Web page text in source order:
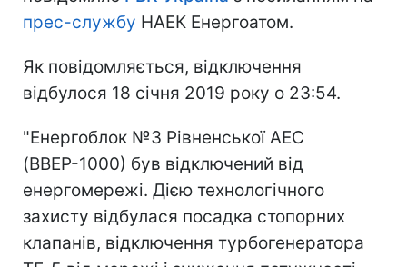
прес-службу НАЕК Енергоатом.
Як повідомляється, відключення
відбулося 18 січня 2019 року о 23:54.
"Енергоблок №3 Рівненської АЕС
(ВВЕР-1000) був відключений від
енергомережі. Дією технологічного
захисту відбулася посадка стопорних
клапанів, відключення турбогенератора